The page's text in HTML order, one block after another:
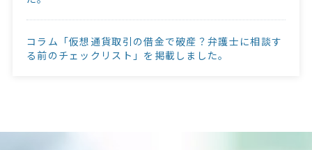
コラム「仮想通貨取引の借金で破産？弁護士に相談す
る前のチェックリスト」を掲載しました。